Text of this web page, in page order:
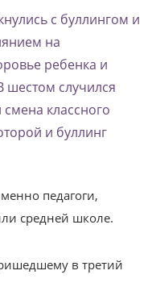
с буллингом и
на
ребенка и
случился
классного
и буллинг
педагоги,
средней школе.
в третий